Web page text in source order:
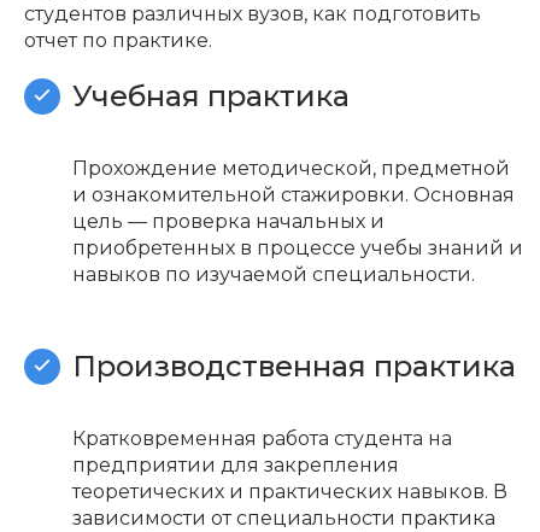
студентов различных вузов, как подготовить
отчет по практике.
Учебная практика
Прохождение методической, предметной
и ознакомительной стажировки. Основная
цель — проверка начальных и
приобретенных в процессе учебы знаний и
навыков по изучаемой специальности.
Производственная практика
Кратковременная работа студента на
предприятии для закрепления
теоретических и практических навыков. В
зависимости от специальности практика